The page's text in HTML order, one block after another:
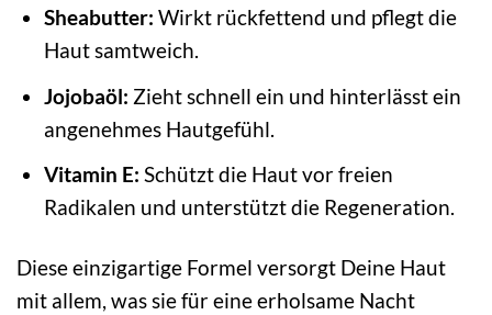
Sheabutter: Wirkt rückfettend und pflegt die
Haut samtweich.
Jojobaöl: Zieht schnell ein und hinterlässt ein
angenehmes Hautgefühl.
Vitamin E: Schützt die Haut vor freien
Radikalen und unterstützt die Regeneration.
Diese einzigartige Formel versorgt Deine Haut
mit allem, was sie für eine erholsame Nacht